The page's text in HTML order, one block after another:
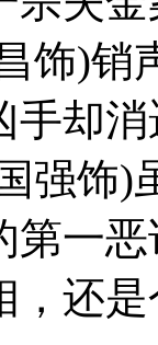
饰)销
手却
强饰)
第一
，还